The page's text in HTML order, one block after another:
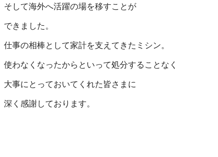
そして海外へ活躍の場を移すことが
できました。
仕事の相棒として家計を支えてきたミシン。
使わなくなったからといって処分すること なく
大事にとっておいてくれた皆さまに
深く感謝しております。